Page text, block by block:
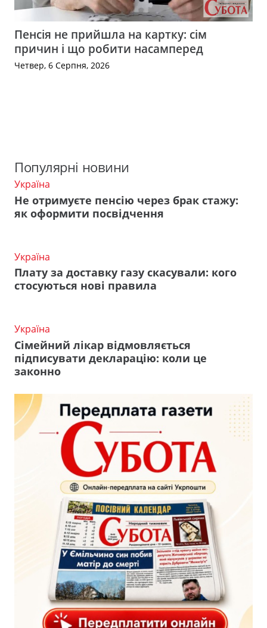
Пенсія не прийшла на картку: сім
причин і що робити насамперед
Четвер, 6 Серпня, 2026
Популярні новини
Україна
Не отримуєте пенсію через брак стажу:
як оформити посвідчення
Україна
Плату за доставку газу скасували: кого
стосуються нові правила
Україна
Сімейний лікар відмовляється
підписувати декларацію: коли це
законно